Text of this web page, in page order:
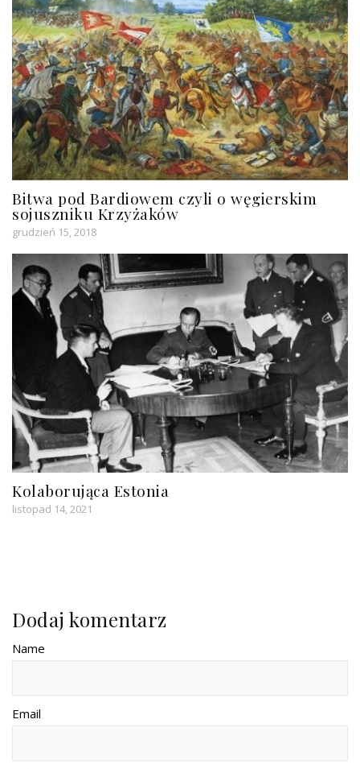
Bitwa pod Bardiowem czyli o węgierskim
sojuszniku Krzyżaków
grudzień 15, 2018
Kolaborująca Estonia
listopad 14, 2021
Dodaj komentarz
Name
Email